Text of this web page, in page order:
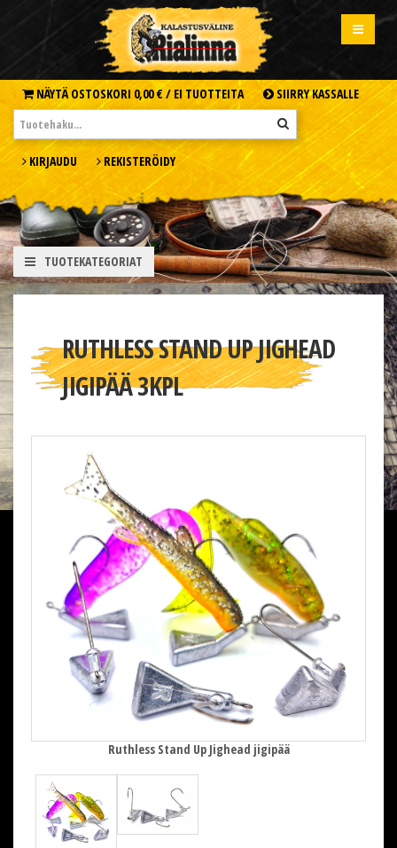
NÄYTÄ OSTOSKORI 0,00 € / EI TUOTTEITA SIIRRY KASSALLE
KIRJAUDU REKISTERÖIDY
TUOTEKATEGORIAT
RUTHLESS STAND UP JIGHEAD
JIGIPÄÄ 3KPL
Ruthless Stand Up Jighead jigipää